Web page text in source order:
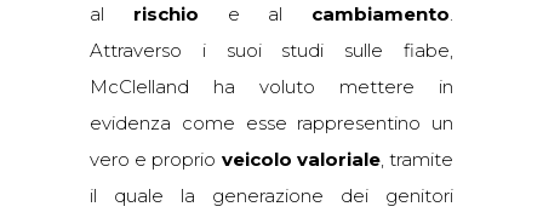
al rischio e al cambiamento.
Attraverso i suoi studi sulle fiabe,
McClelland ha voluto mettere in
evidenza come esse rappresentino un
vero e proprio veicolo valoriale, tramite
il quale la generazione dei genitori